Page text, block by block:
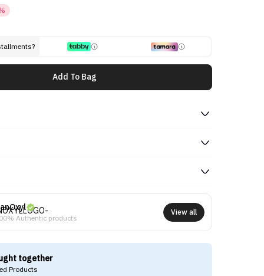
Add To Bag
Authentic products
View all
together
Products